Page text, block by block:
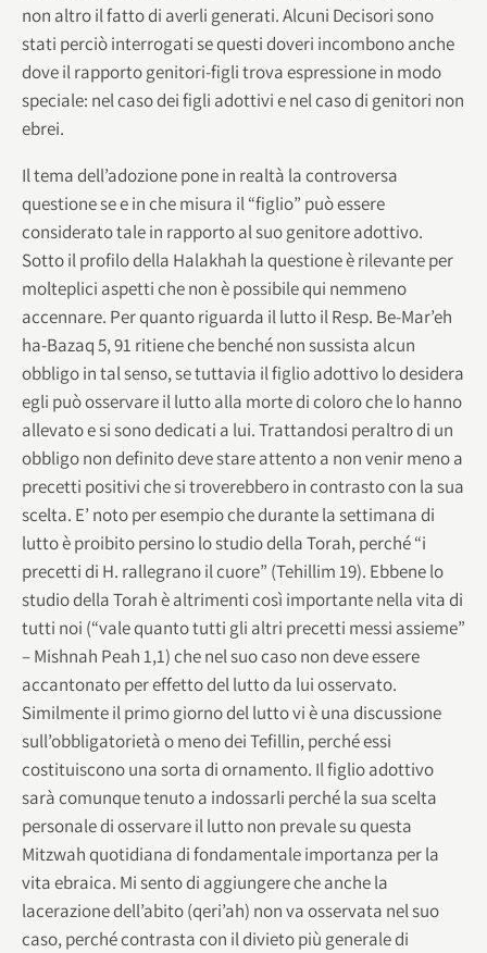
non altro il fatto di averli generati. Alcuni Decisori sono
stati perciò interrogati se questi doveri incombono anche
dove il rapporto genitori-figli trova espressione in modo
speciale: nel caso dei figli adottivi e nel caso di genitori non
ebrei.
Il tema dell’adozione pone in realtà la controversa
questione se e in che misura il “figlio” può essere
considerato tale in rapporto al suo genitore adottivo.
Sotto il profilo della Halakhah la questione è rilevante per
molteplici aspetti che non è possibile qui nemmeno
accennare. Per quanto riguarda il lutto il Resp. Be-Mar’eh
ha-Bazaq 5, 91 ritiene che benché non sussista alcun
obbligo in tal senso, se tuttavia il figlio adottivo lo desidera
egli può osservare il lutto alla morte di coloro che lo hanno
allevato e si sono dedicati a lui. Trattandosi peraltro di un
obbligo non definito deve stare attento a non venir meno a
precetti positivi che si troverebbero in contrasto con la sua
scelta. E’ noto per esempio che durante la settimana di
lutto è proibito persino lo studio della Torah, perché “i
precetti di H. rallegrano il cuore” (Tehillim 19). Ebbene lo
studio della Torah è altrimenti così importante nella vita di
tutti noi (“vale quanto tutti gli altri precetti messi assieme”
– Mishnah Peah 1,1) che nel suo caso non deve essere
accantonato per effetto del lutto da lui osservato.
Similmente il primo giorno del lutto vi è una discussione
sull’obbligatorietà o meno dei Tefillin, perché essi
costituiscono una sorta di ornamento. Il figlio adottivo
sarà comunque tenuto a indossarli perché la sua scelta
personale di osservare il lutto non prevale su questa
Mitzwah quotidiana di fondamentale importanza per la
vita ebraica. Mi sento di aggiungere che anche la
lacerazione dell’abito (qeri’ah) non va osservata nel suo
caso, perché contrasta con il divieto più generale di